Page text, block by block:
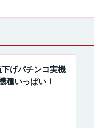
下げパチンコ実機
種いっぱい！